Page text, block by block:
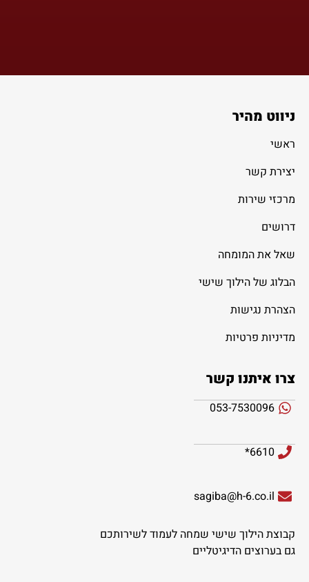
ניווט מהיר
ראשי
יצירת קשר
מרכזי שירות
דרושים
שאל את המומחה
הבלוג של הילוך שישי
הצהרת נגישות
מדיניות פרטיות
צרו איתנו קשר
053-7530096
6610*
sagiba@h-6.co.il
קבוצת הילוך שישי שמחה לעמוד לשירותכם
גם בערוצים הדיגיטליים